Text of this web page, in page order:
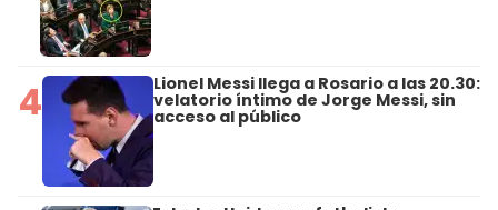
4 Lionel Messi llega a Rosario a las 20.30:
velatorio íntimo de Jorge Messi, sin
acceso al público